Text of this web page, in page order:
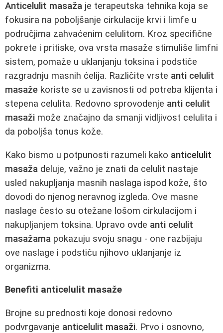
Anticelulit masaža je terapeutska tehnika koja se
fokusira na poboljšanje cirkulacije krvi i limfe u
područjima zahvaćenim celulitom. Kroz specifične
pokrete i pritiske, ova vrsta masaže stimuliše limfni
sistem, pomaže u uklanjanju toksina i podstiče
razgradnju masnih ćelija. Različite vrste anti celulit
masaže koriste se u zavisnosti od potreba klijenta i
stepena celulita. Redovno sprovodenje anti celulit
masaži može značajno da smanji vidljivost celulita i
da poboljša tonus kože.
Kako bismo u potpunosti razumeli kako anticelulit
masaža deluje, važno je znati da celulit nastaje
usled nakupljanja masnih naslaga ispod kože, što
dovodi do njenog neravnog izgleda. Ove masne
naslage često su otežane lošom cirkulacijom i
nakupljanjem toksina. Upravo ovde anti celulit
masažama pokazuju svoju snagu - one razbijaju
ove naslage i podstiču njihovo uklanjanje iz
organizma.
Benefiti anticelulit masaže
Brojne su prednosti koje donosi redovno
podvrgavanje anticelulit masaži. Prvo i osnovno,